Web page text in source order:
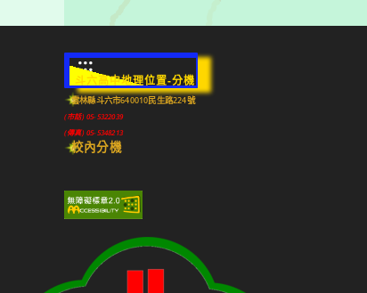
:::
斗六高中地理位置-分機
雲林縣斗六市640010民生路224號
(市話) 05-5322039
(傳真) 05-5348213
校內分機